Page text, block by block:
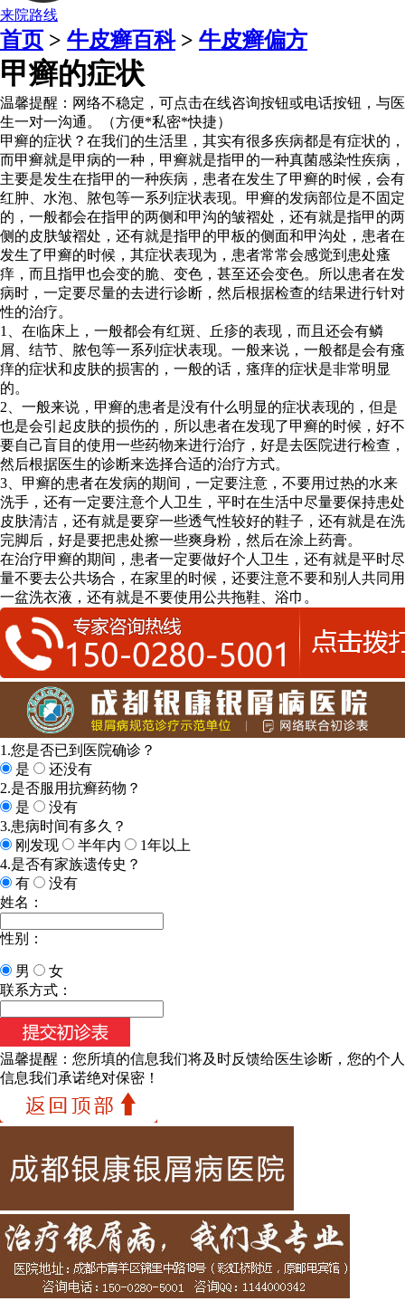
来院路线
首页 > 牛皮癣百科> 牛皮癣偏方
甲癣的症状
温馨提醒： 网络不稳定，可点击在线咨询按钮或电话按钮，与医
生一对一沟通。（方便*私密*快捷）
甲癣的症状？在我们的生活里，其实有很多疾病都是有症状的，
而甲癣就是甲病的一种，甲癣就是指甲的一种真菌感染性疾病，
主要是发生在指甲的一种疾病，患者在发生了甲癣的时候，会有
红肿、水泡、脓包等一系列症状表现。甲癣的发病部位是不固定
的，一般都会在指甲的两侧和甲沟的皱褶处，还有就是指甲的两
侧的皮肤皱褶处，还有就是指甲的甲板的侧面和甲沟处，患者在
发生了甲癣的时候，其症状表现为，患者常常会感觉到患处瘙
痒，而且指甲也会变的脆、变色，甚至还会变色。所以患者在发
病时，一定要尽量的去进行诊断，然后根据检查的结果进行针对
性的治疗。
1、在临床上，一般都会有红斑、丘疹的表现，而且还会有鳞
屑、结节、脓包等一系列症状表现。一般来说，一般都是会有瘙
痒的症状和皮肤的损害的，一般的话，瘙痒的症状是非常明显
的。
2、一般来说，甲癣的患者是没有什么明显的症状表现的，但是
也是会引起皮肤的损伤的，所以患者在发现了甲癣的时候，好不
要自己盲目的使用一些药物来进行治疗，好是去医院进行检查，
然后根据医生的诊断来选择合适的治疗方式。
3、甲癣的患者在发病的期间，一定要注意，不要用过热的水来
洗手，还有一定要注意个人卫生，平时在生活中尽量要保持患处
皮肤清洁，还有就是要穿一些透气性较好的鞋子，还有就是在洗
完脚后，好是要把患处擦一些爽身粉，然后在涂上药膏。
在治疗甲癣的期间，患者一定要做好个人卫生，还有就是平时尽
量不要去公共场合，在家里的时候，还要注意不要和别人共同用
一盆洗衣液，还有就是不要使用公共拖鞋、浴巾。
1.您是否已到医院确诊？
是
还没有
2.是否服用抗癣药物？
是
没有
3.患病时间有多久？
刚发现
半年内
1年以上
4.是否有家族遗传史？
有
没有
姓名：
性别：
男
女
联系方式：
温馨提醒： 您所填的信息我们将及时反馈给医生诊断，您的个人
信息我们承诺绝对保密！